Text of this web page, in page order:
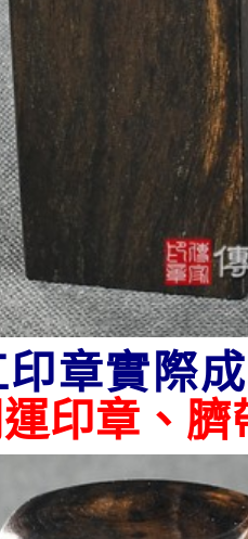
章實際
印章、